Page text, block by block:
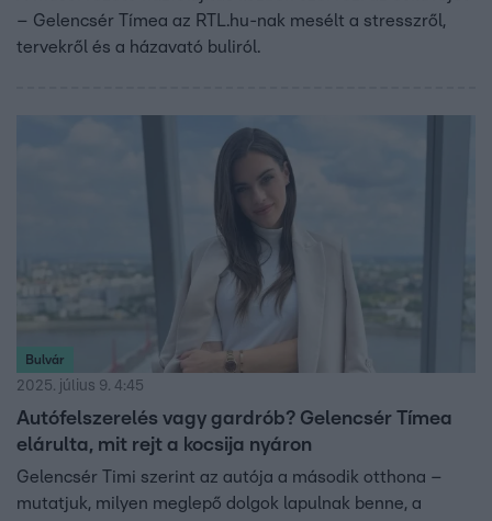
– Gelencsér Tímea az RTL.hu-nak mesélt a stresszről,
tervekről és a házavató buliról.
Bulvár
2025. július 9. 4:45
Autófelszerelés vagy gardrób? Gelencsér Tímea
elárulta, mit rejt a kocsija nyáron
Gelencsér Timi szerint az autója a második otthona –
mutatjuk, milyen meglepő dolgok lapulnak benne, a